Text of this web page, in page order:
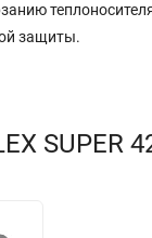
защиты.
SUPER